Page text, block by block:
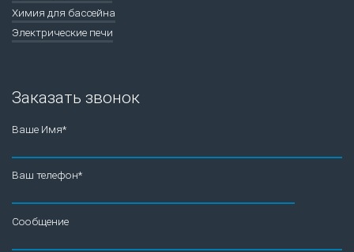
Химия для бассейна
Электрические печи
Заказать звонок
Ваше Имя*
Ваш телефон*
Сообщение